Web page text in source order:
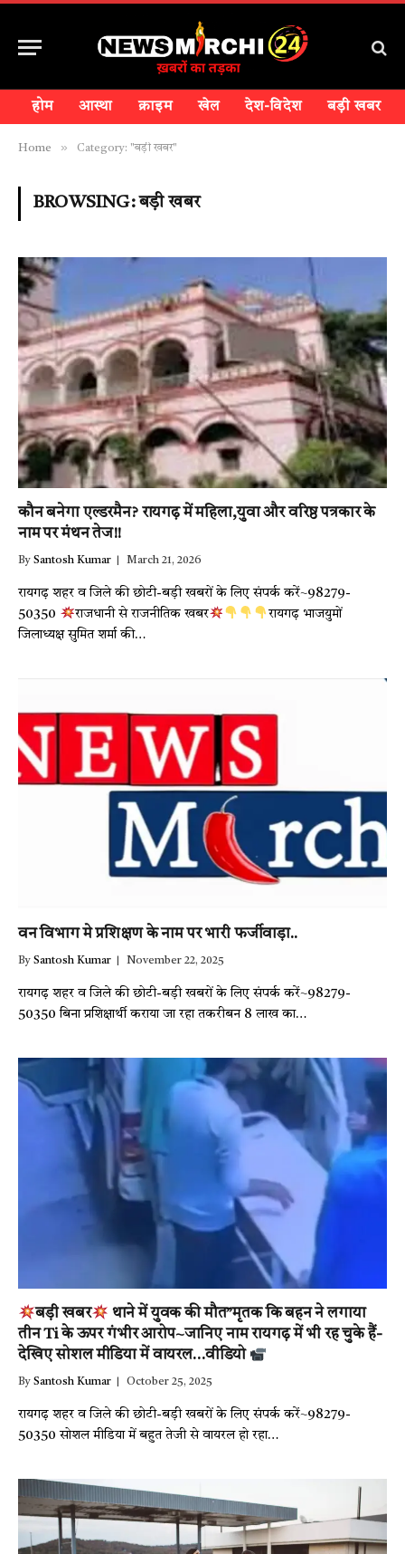
होम आस्था क्राइम खेल देश-विदेश बड़ी खबर
Home » Category: "बड़ी खबर"
BROWSING:बड़ी खबर
कौन बनेगा एल्डरमैन? रायगढ़ में महिला,युवा और वरिष्ठ पत्रकार के
नाम पर मंथन तेज!!
By Santosh Kumar March 21, 2026
रायगढ़ शहर व जिले की छोटी-बड़ी खबरों के लिए संपर्क करें~98279-
50350
राजधानी से राजनीतिक खबर
रायगढ़ भाजयुमों
जिलाध्यक्ष सुमित शर्मा की…
वन विभाग मे प्रशिक्षण के नाम पर भारी फर्जीवाड़ा..
By Santosh Kumar November 22, 2025
रायगढ़ शहर व जिले की छोटी-बड़ी खबरों के लिए संपर्क करें~98279-
50350 बिना प्रशिक्षार्थी कराया जा रहा तकरीबन 8 लाख का…
बड़ी खबर
थाने में युवक की मौत”मृतक कि बहन ने लगाया
तीन Ti के ऊपर गंभीर आरोप~जानिए नाम रायगढ़ में भी रह चुके हैं-
देखिए सोशल मीडिया में वायरल…वीडियो
By Santosh Kumar October 25, 2025
रायगढ़ शहर व जिले की छोटी-बड़ी खबरों के लिए संपर्क करें~98279-
50350 सोशल मीडिया में बहुत तेजी से वायरल हो रहा…